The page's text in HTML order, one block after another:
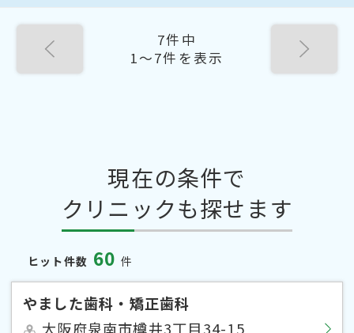
7件中
1〜7件を表示
現在の条件で
クリニックも探せます
ヒット件数 60 件
やました歯科・矯正歯科
大阪府泉南市樽井3丁目34-15